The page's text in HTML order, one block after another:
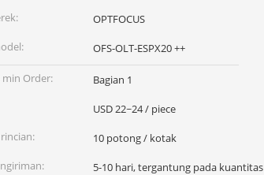
OPTFOCUS
OFS-OLT-ESPX20 ++
Order:
Bagian 1
USD 22~24 / piece
10 potong / kotak
5-10 hari, tergantung pada kuantitas